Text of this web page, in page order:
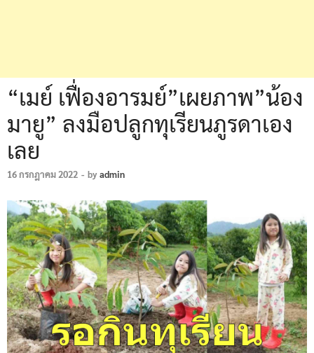
“เมย์ เฟื่องอารมย์”เผยภาพ”น้อง
มายู” ลงมือปลูกทุเรียนภูรดาเอง
เลย
16 กรกฎาคม 2022 - byadmin